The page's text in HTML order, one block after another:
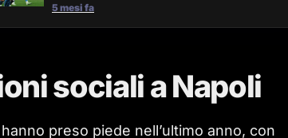
5 mesi fa
sociali a Napoli
preso piede nell’ultimo anno, con